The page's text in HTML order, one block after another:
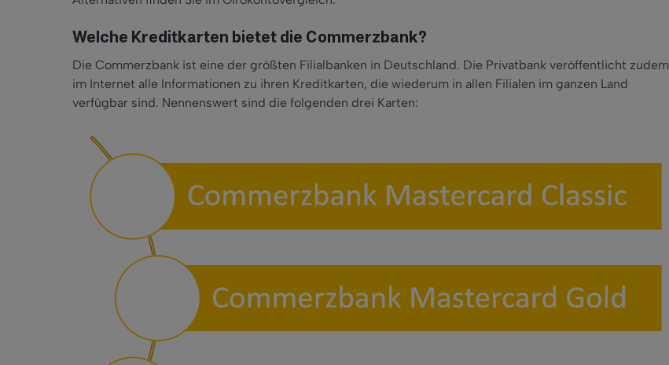
Welche Kreditkarten bietet die Commerzbank?
Die Commerzbank ist eine der größten Filialbanken in Deutschland. Die Privatbank veröffentlicht zudem
im Internet alle Informationen zu ihren Kreditkarten, die wiederum in allen Filialen im ganzen Land
verfügbar sind. Nennenswert sind die folgenden drei Karten: